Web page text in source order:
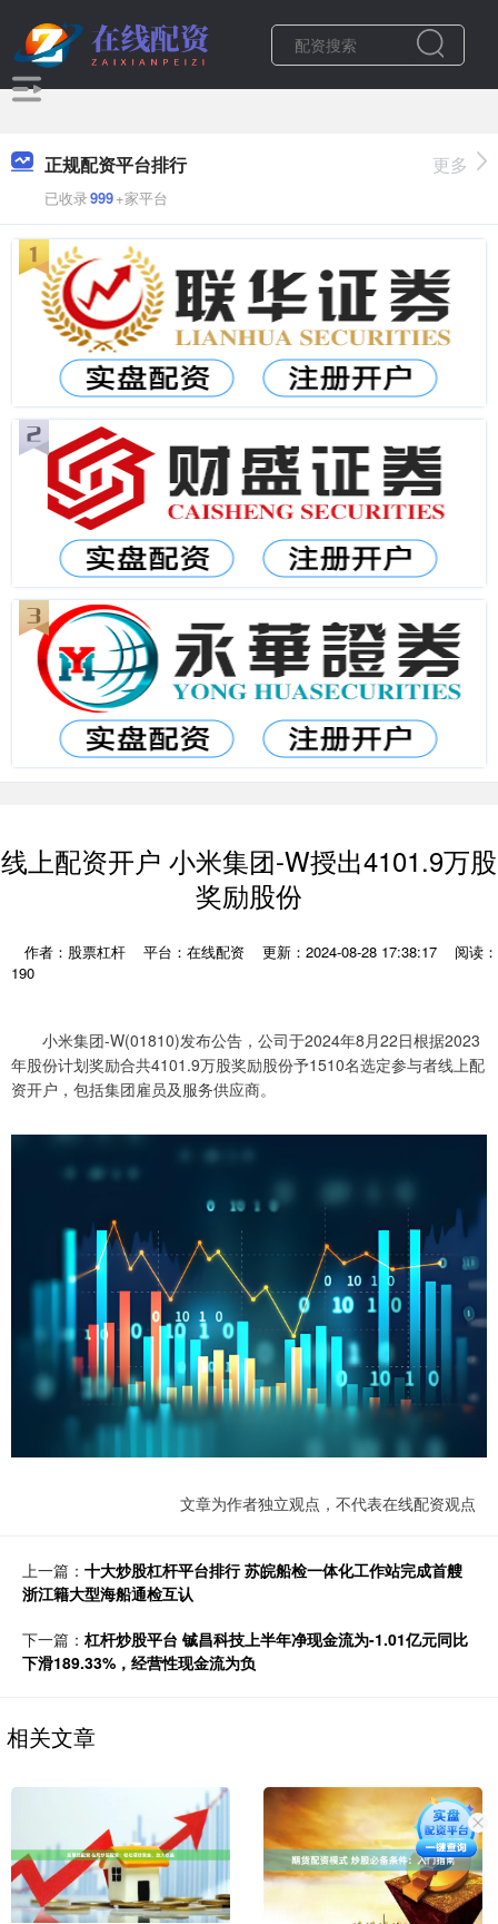
正规配资平台排行
已收录999+家平台
更多
线上配资开户 小米集团-W授出4101.9万股
奖励股份
作者：股票杠杆 平台：在线配资 更新：2024-08-28 17:38:17
阅读：
190
小米集团-W(01810)发布公告，公司于2024年8月22日根据2023
年股份计划奖励合共4101.9万股奖励股份予1510名选定参与者线上配
资开户，包括集团雇员及服务供应商。
文章为作者独立观点，不代表在线配资观点
上一篇： 十大炒股杠杆平台排行 苏皖船检一体化工作站完成首艘
浙江籍大型海船通检互认
下一篇： 杠杆炒股平台 铖昌科技上半年净现金流为-1.01亿元同比
下滑189.33%，经营性现金流为负
相关文章